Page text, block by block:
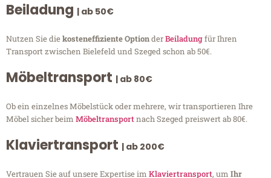
Beiladung | ab 50€
Nutzen Sie diekosteneffiziente OptionderBeiladungfür Ihren
Transport zwischen Bielefeld und Szeged schon ab 50€.
Möbeltransport | ab 80€
Ob ein einzelnes Möbelstück oder mehrere, wir transportieren Ihre
Möbel sicher beim Möbeltransportnach Szeged preiswert ab 80€.
Klaviertransport | ab 200€
Vertrauen Sie auf unsere Expertise im Klaviertransport, um Ihr